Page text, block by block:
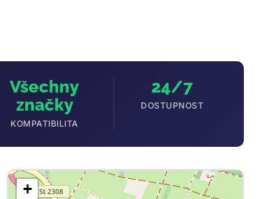
Všechny
značky
KOMPATIBILITA
24/7
DOSTUPNOST
+